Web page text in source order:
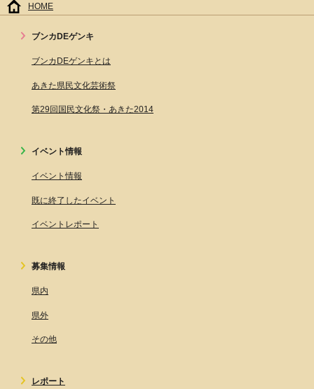
HOME
ブンカDEゲンキ
ブンカDEゲンキとは
あきた県民文化芸術祭
第29回国民文化祭・あきた2014
イベント情報
イベント情報
既に終了したイベント
イベントレポート
募集情報
県内
県外
その他
レポート